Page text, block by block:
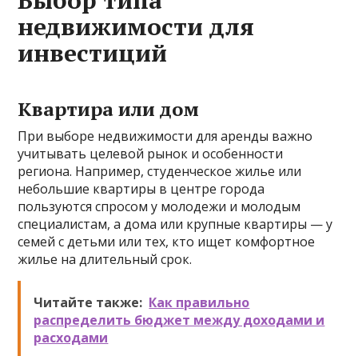
недвижимости для
инвестиций
Квартира или дом
При выборе недвижимости для аренды важно
учитывать целевой рынок и особенности
региона. Например, студенческое жилье или
небольшие квартиры в центре города
пользуются спросом у молодежи и молодым
специалистам, а дома или крупные квартиры — у
семей с детьми или тех, кто ищет комфортное
жилье на длительный срок.
Читайте также: Как правильно
распределить бюджет между доходами и
расходами